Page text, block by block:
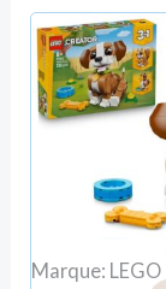
Marque: LEGO